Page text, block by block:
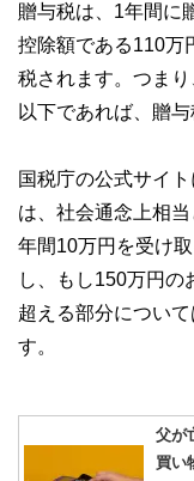
贈与税は、1年間に
控除額である110万
税されます。つま
以下であれば、贈
国税庁の公式サイ
は、社会通念上相
年間10万円を受け
し、もし150万円の
超える部分につい
す。
父が
買い